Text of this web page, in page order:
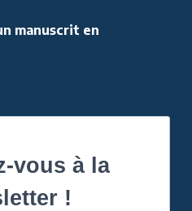
manuscrit en
vous à la
!